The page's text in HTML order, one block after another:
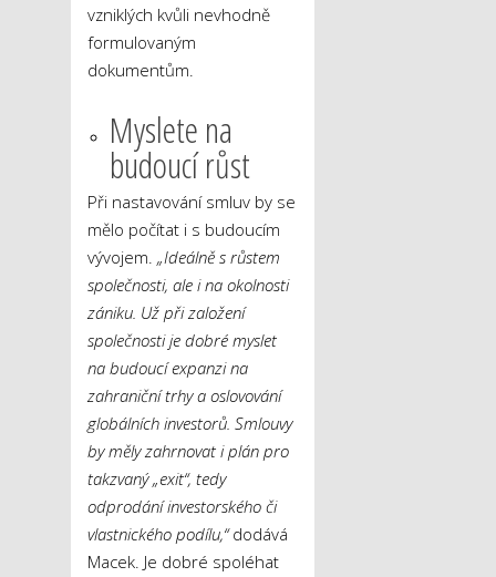
vzniklých kvůli nevhodně
formulovaným
dokumentům.
Myslete na
budoucí růst
Při nastavování smluv by se
mělo počítat i s budoucím
vývojem. „Ideálně s růstem
společnosti, ale i na okolnosti
zániku. Už při založení
společnosti je dobré myslet
na budoucí expanzi na
zahraniční trhy a oslovování
globálních investorů. Smlouvy
by měly zahrnovat i plán pro
takzvaný „exit“, tedy
odprodání investorského či
vlastnického podílu,“dodává
Macek. Je dobré spoléhat